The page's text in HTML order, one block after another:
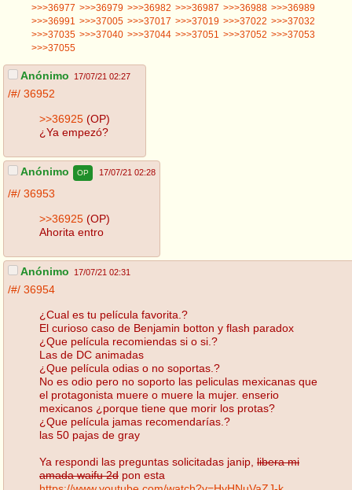
>>>36977 >>>36979 >>>36982 >>>36987 >>>36988 >>>36989
>>>36991
>>>37005 >>>37017 >>>37019 >>>37022 >>>37032
>>>37035 >>>37040 >>>37044 >>>37051 >>>37052 >>>37053
>>>37055
Anónimo 17/07/21 02:27
/#/ 36952
>>36925 (OP)
¿Ya empezó?
Anónimo OP 17/07/21 02:28
/#/ 36953
>>36925 (OP)
Ahorita entro
Anónimo 17/07/21 02:31
/#/ 36954
¿Cual es tu película favorita.?
El curioso caso de Benjamin botton y flash paradox
¿Que película recomiendas si o si.?
Las de DC animadas
¿Que película odias o no soportas.?
No es odio pero no soporto las peliculas mexicanas que
el protagonista muere o muere la mujer. enserio
mexicanos ¿porque tiene que morir los protas?
¿Que película jamas recomendarías.?
las 50 pajas de gray
Ya respondi las preguntas solicitadas janip, libera mi
amada waifu 2d pon esta